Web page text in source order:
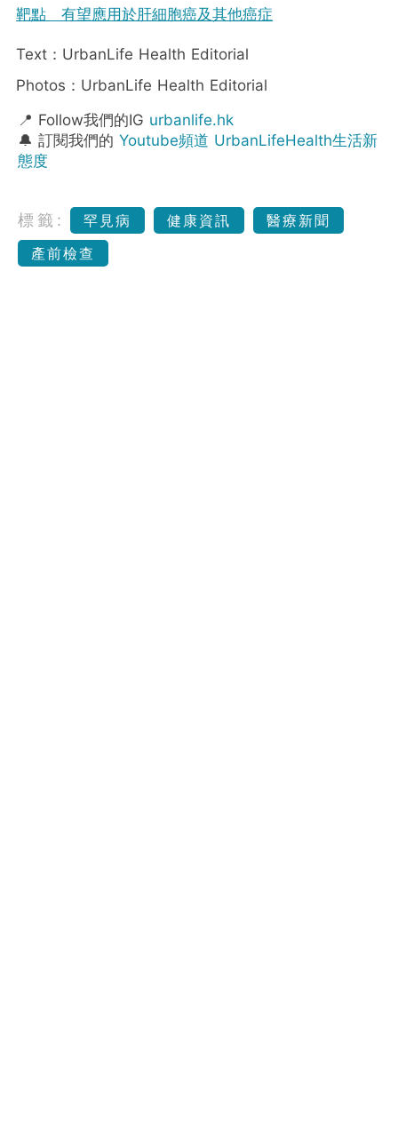
靶點 有望應用於肝細胞癌及其他癌症
Text：UrbanLife Health Editorial
Photos：UrbanLife Health Editorial
📍 Follow我們的IG urbanlife.hk
🔔 訂閱我們的 Youtube頻道 UrbanLifeHealth生活新
態度
標籤: 罕見病 健康資訊
醫療新聞
產前檢查